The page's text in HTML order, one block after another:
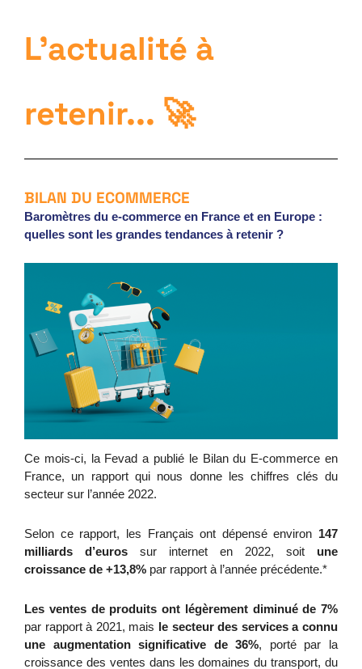
L'actualité à
retenir... 🚀
BILAN DU ECOMMERCE
Baromètres du e-commerce en France et en Europe :
quelles sont les grandes tendances à retenir ?
Ce mois-ci, la Fevad a publié le Bilan du E-commerce en
France, un rapport qui nous donne les chiffres clés du
secteur sur l’année 2022.
Selon ce rapport, les Français ont dépensé environ 147
milliards d’euros sur internet en 2022, soit une
croissance de +13,8% par rapport à l’année précédente.*
Les ventes de produits ont légèrement diminué de 7%
par rapport à 2021, mais
le secteur des services a connu
une augmentation significative de 36%, porté par la
croissance des ventes dans les domaines du transport, du